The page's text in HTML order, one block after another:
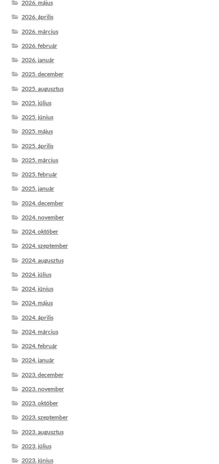
2026. május
2026. április
2026. március
2026. február
2026. január
2025. december
2025. augusztus
2025. július
2025. június
2025. május
2025. április
2025. március
2025. február
2025. január
2024. december
2024. november
2024. október
2024. szeptember
2024. augusztus
2024. július
2024. június
2024. május
2024. április
2024. március
2024. február
2024. január
2023. december
2023. november
2023. október
2023. szeptember
2023. augusztus
2023. július
2023. június